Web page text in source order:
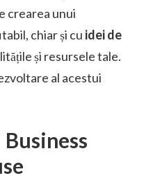
crearea unui
chiar și cu idei de
și resursele tale.
al acestui